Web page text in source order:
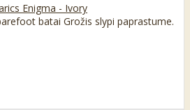
Enigma - Ivory
batai Grožis slypi paprastume.